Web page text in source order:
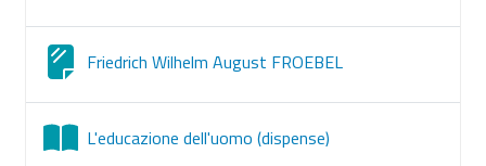
Friedrich Wilhelm August FROEBEL
L'educazione dell'uomo (dispense)